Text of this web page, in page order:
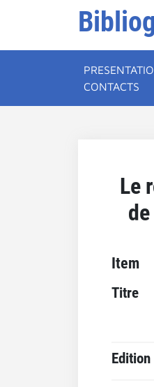
CONTACTS
Le
Item
Titre
Edition